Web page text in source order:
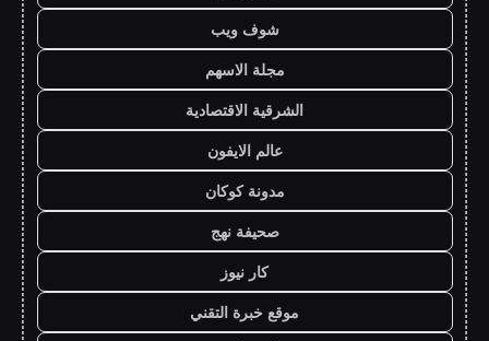
شوف ويب
مجلة الاسهم
الشرقية الاقتصادية
عالم الايفون
مدونة كوكان
صحيفة نهج
كار نيوز
موقع خبرة التقني